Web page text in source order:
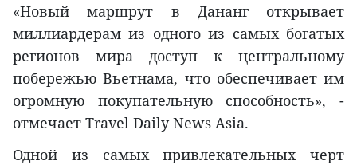
«Новый маршрут в Дананг открывает
миллиардерам из одного из самых богатых
регионов мира доступ к центральному
побережью Вьетнама, что обеспечивает им
огромную покупательную способность», -
отмечает Travel Daily News Asia.
Одной из самых привлекательных черт